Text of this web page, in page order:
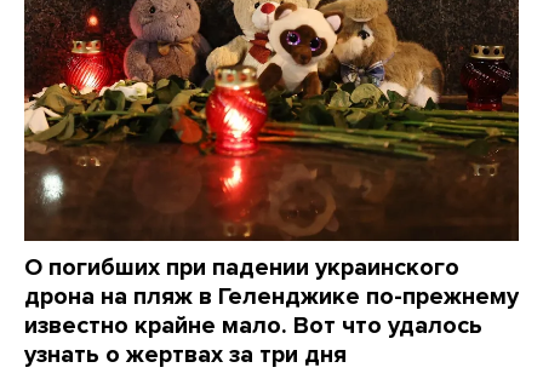
О погибших при падении украинского
дрона на пляж в Геленджике по-прежнему
известно крайне мало. Вот что удалось
узнать о жертвах за три дня